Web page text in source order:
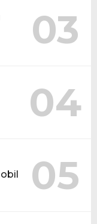
03
04
05